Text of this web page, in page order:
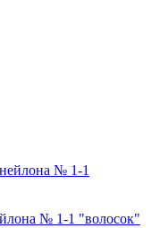
№ 1-1 "волосок"